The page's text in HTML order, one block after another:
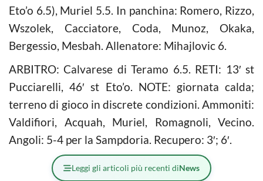
Eto’o 6.5), Muriel 5.5. In panchina: Romero, Rizzo,
Wszolek, Cacciatore, Coda, Munoz, Okaka,
Bergessio, Mesbah. Allenatore: Mihajlovic 6.
ARBITRO: Calvarese di Teramo 6.5. RETI: 13′ st
Pucciarelli, 46′ st Eto’o. NOTE: giornata calda;
terreno di gioco in discrete condizioni. Ammoniti:
Valdifiori, Acquah, Muriel, Romagnoli, Vecino.
Angoli: 5-4 per la Sampdoria. Recupero: 3′; 6′.
Leggi gli articoli più recenti diNews